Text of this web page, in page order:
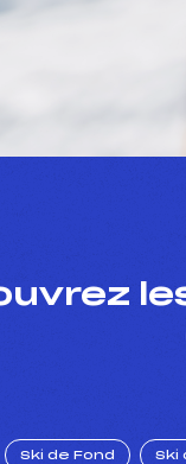
Ski de Fond Ski